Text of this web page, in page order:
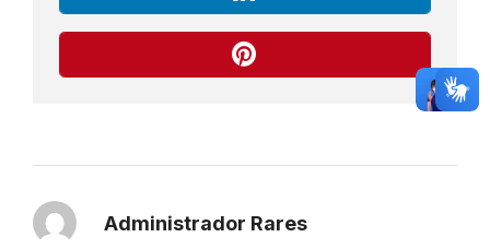
Administrador Rares